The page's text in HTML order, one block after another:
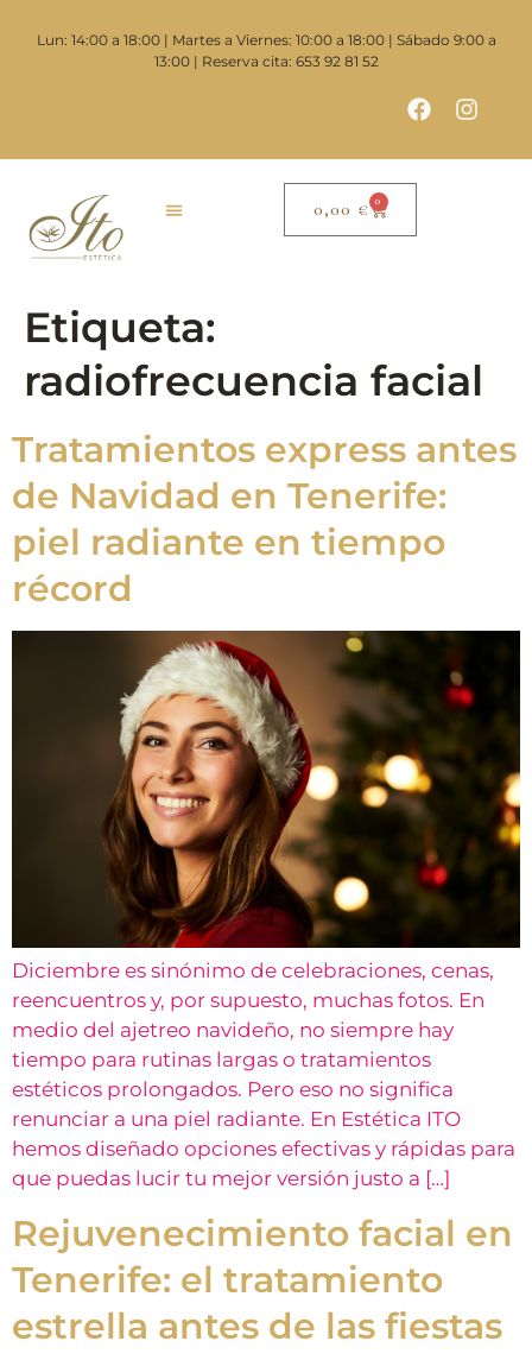
Lun: 14:00 a 18:00 | Martes a Viernes: 10:00 a 18:00 | Sábado 9:00 a
13:00 | Reserva cita: 653 92 81 52
0,00 € 0
Etiqueta:
radiofrecuencia facial
Tratamientos express antes
de Navidad en Tenerife:
piel radiante en tiempo
récord
Diciembre es sinónimo de celebraciones, cenas,
reencuentros y, por supuesto, muchas fotos. En
medio del ajetreo navideño, no siempre hay
tiempo para rutinas largas o tratamientos
estéticos prolongados. Pero eso no significa
renunciar a una piel radiante. En Estética ITO
hemos diseñado opciones efectivas y rápidas para
que puedas lucir tu mejor versión justo a […]
Rejuvenecimiento facial en
Tenerife: el tratamiento
estrella antes de las fiestas